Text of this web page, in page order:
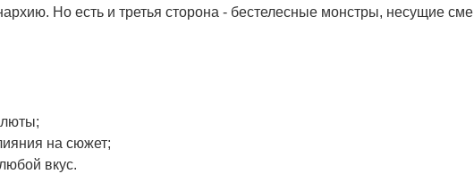
Но есть и третья сторона - бестелесные монстры, несущие
на сюжет;
вкус.